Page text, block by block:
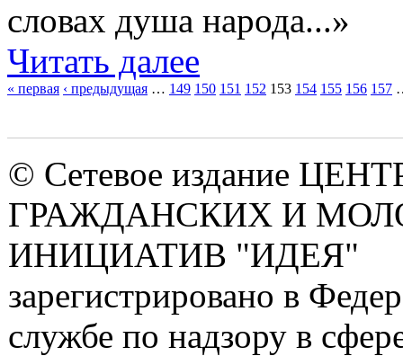
словах душа народа...»
Читать далее
« первая ‹ предыдущая … 149 150 151 152 153 154 155 156 157
© Сетевое издание
ГРАЖДАНСКИХ И
ИНИЦИАТИВ "ИДЕЯ"
зарегистрировано в
службе по надзору в